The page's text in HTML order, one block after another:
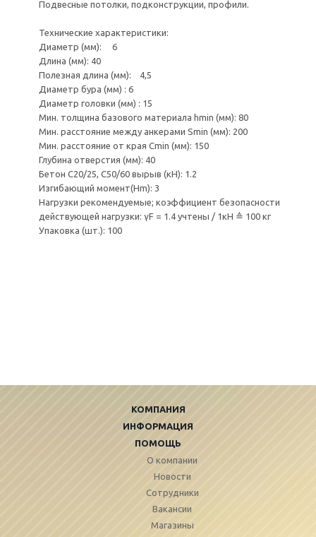
Подвесные потолки, подконструкции, профили.
Технические характеристики:
Диаметр (мм): 6
Длина (мм): 40
Полезная длина (мм): 4,5
Диаметр бура (мм) : 6
Диаметр головки (мм) : 15
Мин. толщина базового материала hmin (мм): 80
Мин. расстояние между анкерами Smin (мм): 200
Мин. расстояние от края Cmin (мм): 150
Глубина отверстия (мм): 40
Бетон C20/25, C50/60 вырыв (кН): 1.2
Изгибающий момент(Hm): 3
Нагрузки рекомендуемые; коэффициент безопасности
действующей нагрузки: γF = 1.4 учтены / 1кН ≙ 100 кг
Упаковка (шт.): 100
КОМПАНИЯ
ИНФОРМАЦИЯ
ПОМОЩЬ
О компании
Новости
Сотрудники
Вакансии
Магазины